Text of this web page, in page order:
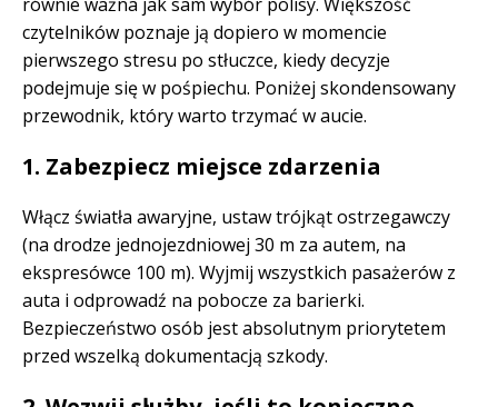
czytelników poznaje ją dopiero w momencie
pierwszego stresu po stłuczce, kiedy decyzje
podejmuje się w pośpiechu. Poniżej skondensowany
przewodnik, który warto trzymać w aucie.
1. Zabezpiecz miejsce zdarzenia
Włącz światła awaryjne, ustaw trójkąt ostrzegawczy
(na drodze jednojezdniowej 30 m za autem, na
ekspresówce 100 m). Wyjmij wszystkich pasażerów z
auta i odprowadź na pobocze za barierki.
Bezpieczeństwo osób jest absolutnym priorytetem
przed wszelką dokumentacją szkody.